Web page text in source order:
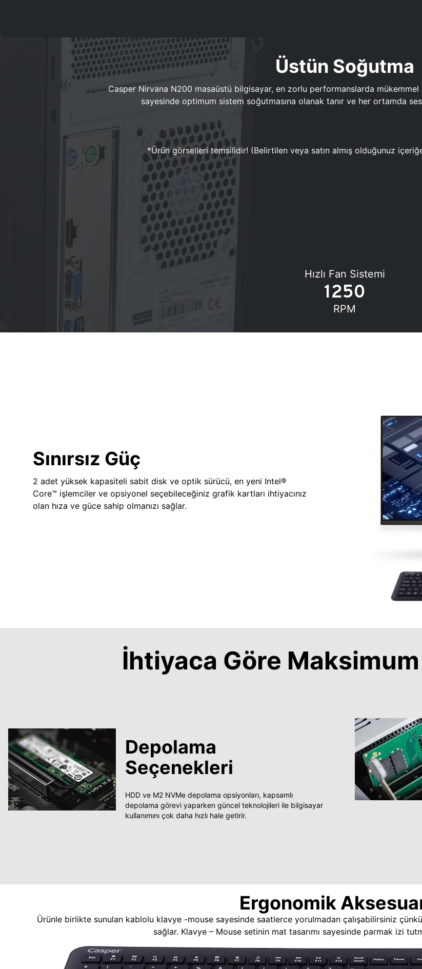
Üstün Soğutma
Casper Nirvana N200 masaüstü bilgisayar, en zorlu performanslarda mükemmel
sayesinde optimum sistem soğutmasına olanak tanır ve her ortamda
*Ürün görselleri temsilidir! (Belirtilen veya satın almış olduğunuz
Hızlı Fan Sistemi
1250
RPM
Sınırsız Güç
2 adet yüksek kapasiteli sabit disk ve optik sürücü, en yeni Intel®
Core™ işlemciler ve opsiyonel seçebileceğiniz grafik kartları ihtiyacınız
olan hıza ve güce sahip olmanızı sağlar.
İhtiyaca Göre
Depolama
Seçenekleri
HDD ve M2 NVMe depolama opsiyonları, kapsamlı
depolama görevi yaparken güncel teknolojileri ile bilgisayar
kullanımını çok daha hızlı hale getirir.
Ergonomik
Ürünle birlikte sunulan kablolu klavye -mouse sayesinde saatlerce yorulmadan çalışabilirsiniz
sağlar. Klavye – Mouse setinin mat tasarımı sayesinde parmak izi